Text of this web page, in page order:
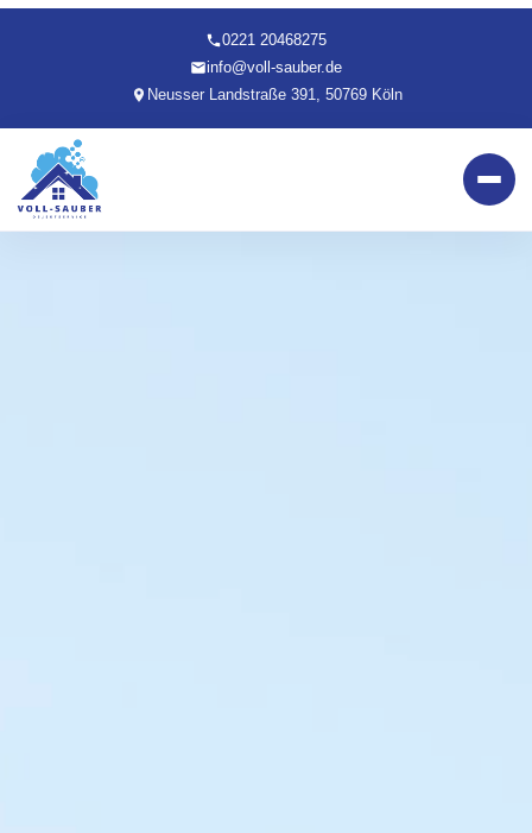
0221 20468275
info@voll-sauber.de
Neusser Landstraße 391, 50769 Köln